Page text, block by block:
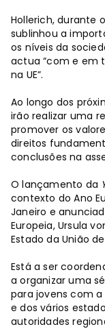
Hollerich, durante
sublinhou a
os níveis da
actua “com e em
na UE”.
Ao longo dos
irão realizar uma
promover os
direitos
conclusões na
O lançamento da
contexto do Ano
Janeiro e
Europeia, Ursula
Estado da União de
Está a ser
a organizar uma
para jovens com
e dos vários
autoridades